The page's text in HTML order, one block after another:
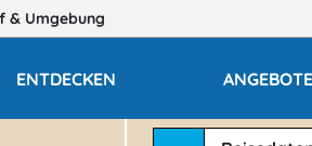
& Umgebung
ENTDECKEN